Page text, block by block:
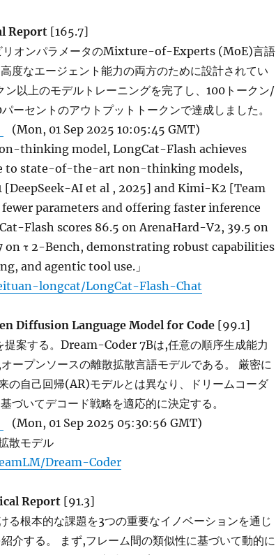
Report [165.7]
オンパラメータのMixture-of-Experts (MoE)言語
度なエージェント能力の両方のために設計されてい
ン以上のモデルトレーニングを完了し、100トークン/
ーセントのアウトプットトークンで達成しました。
(Mon, 01 Sep 2025 10:05:45 GMT)
thinking model, LongCat-Flash achieves
to state-of-the-art non-thinking models,
[DeepSeek-AI et al , 2025] and Kimi-K2 [Team
parameters and offering faster inference
Flash scores 86.5 on ArenaHard-V2, 39.5 on
on τ 2-Bench, demonstrating robust capabilities
and agentic tool use.」
longcat/LongCat-Flash-Chat
Diffusion Language Model for Code [99.1]
案する。Dream-Coder 7Bは,任意の順序生成能力
ープンソースの離散拡散言語モデルである。 厳密に
の自己回帰(AR)モデルとは異なり、ドリームコーダ
づいてデコード戦略を適応的に決定する。
(Mon, 01 Sep 2025 05:30:56 GMT)
散モデル
Dream-Coder
Report [91.3]
る根本的な課題を3つの重要なイノベーションを通じ
介する。 まず,フレーム間の類似性に基づいて動的に